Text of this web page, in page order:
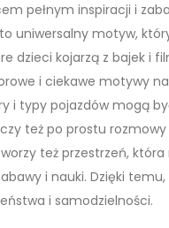
pełnym inspiracji i
uniwersalny motyw,
dzieci kojarzą z bajek i
i ciekawe motywy
i typy pojazdów mogą
też po prostu
też przestrzeń,
i nauki. Dzięki
i samodzielności.